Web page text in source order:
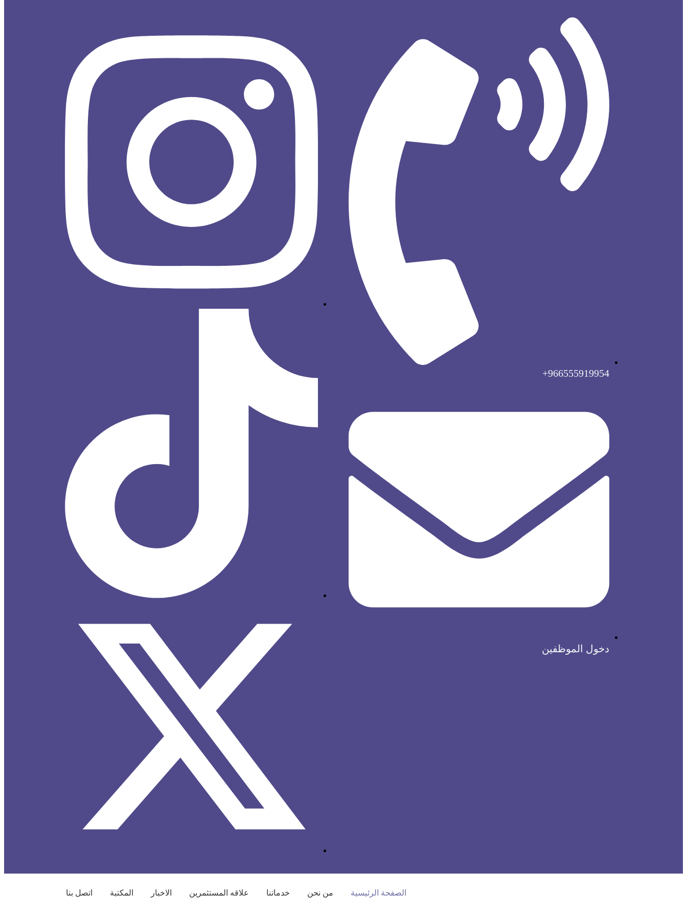
966555919954+
دخول الموظفين
الصفحة الرئيسية من نحن خدماتنا علاقه المستثمرين الاخبار المكتبة اتصل بنا